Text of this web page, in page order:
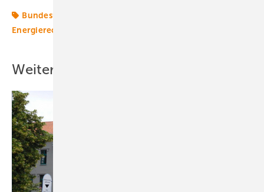
Bundesumweltministerium
Energierecht
Weitere Inhalte